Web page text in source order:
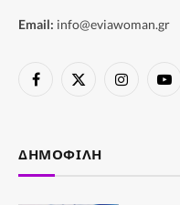
Email: info@eviawoman.gr
Facebook
X
Instagram
ΔΗΜΟΦΙΛΉ